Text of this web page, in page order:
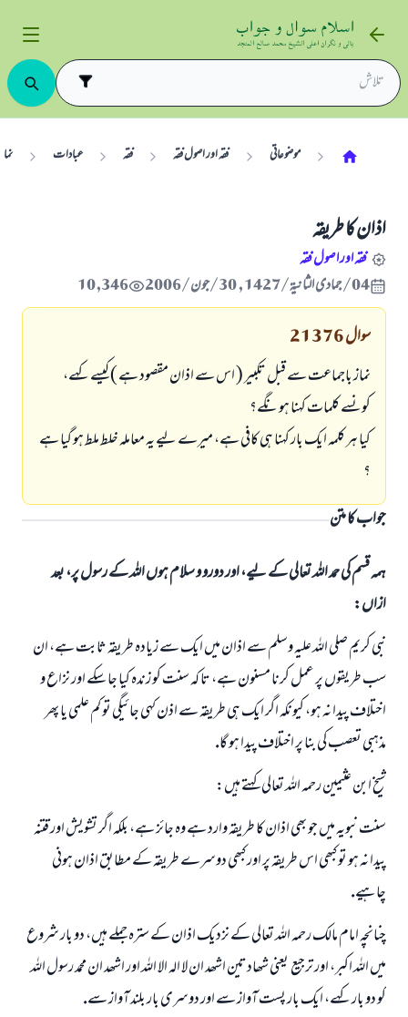
موضوعاتی فقہ اور اصول فقہ فقہ عبادات
اذان كا طريقہ
فقہ اور اصول فقہ
04/جمادى الثانية/1427 , 30/جون/2006
10,346
سوال21376
نماز باجماعت سے قبل تكبير ( اس سے اذان مقصود ہے ) كيسے كہے،
كونسے كلمات كہنا ہونگے؟
كيا ہر كلمہ ايك بار كہنا ہى كافى ہے، ميرے ليے يہ معاملہ خلط ملط ہو گيا ہے
؟
جواب کا متن
ہمہ قسم کی حمد اللہ تعالی کے لیے، اور دورو و سلام ہوں اللہ کے رسول پر، بعد
ازاں:
نبى كريم صلى اللہ عليہ وسلم سے اذان ميں ايك سے زيادہ طريقہ ثابت ہے، ان
سب طريقوں پر عمل كرنا مسنون ہے، تا كہ سنت كو زندہ كيا جا سكے اور نزاع و
اختلاف پيدا نہ ہو، كيونكہ اگر ايك ہى طريقہ سے اذن كہى جائيگى تو كم علمى يا پھر
مذہبى تعصب كى بنا پر اختلاف پيدا ہو گا.
شيخ ابن عثيمين رحمہ اللہ تعالى كہتے ہيں:
سنت نبويہ ميں جو بھى اذان كا طريقہ وارد ہے وہ جائز ہے، بلكہ اگر تشويش اور قتنہ
پيدا نہ ہو تو كبھى اس طريقہ پر اور كبھى دوسرے طريقہ كے مطابق اذان ہونى
چاہيے.
چنانچہ امام مالك رحمہ اللہ تعالى كے نزديك اذان كے سترہ جملے ہيں، دو بار شروع
ميں اللہ اكبر، اور ترجيع ـ يعنى شھادتين اشھد ان لا الہ الا اللہ اور اشھد ان محمد رسول اللہ
كو دو بار كہے، ايك بار پست آواز سے اور دوسرى بار بلند آواز سےـ.